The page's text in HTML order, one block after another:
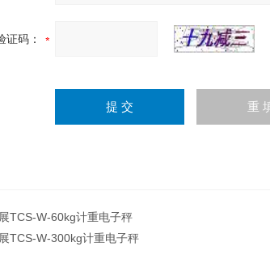
证码：
TCS-W-60kg计重电子秤
TCS-W-300kg计重电子秤